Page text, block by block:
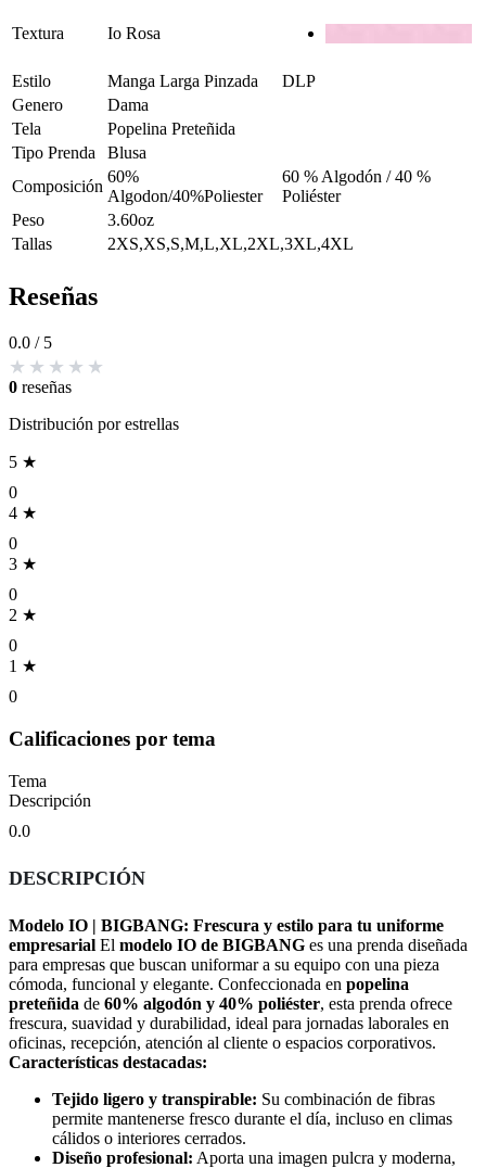
Textura Io Rosa
Estilo Manga Larga Pinzada
DLP
Genero
Dama
Tela
Popelina Preteñida
Tipo Prenda
Blusa
Composición
60%
Algodon/40%Poliester
60 % Algodón / 40 %
Poliéster
Peso
3.60oz
Tallas
2XS,XS,S,M,L,XL,2XL,3XL,4XL
Reseñas
0.0 / 5
0 reseñas
Distribución por estrellas
5 ★
0
4 ★
0
3 ★
0
2 ★
0
1 ★
0
Calificaciones por tema
Tema
Descripción
0.0
DESCRIPCIÓN
Modelo IO | BIGBANG: Frescura y estilo para tu uniforme
empresarial El modelo IO de BIGBANG es una prenda diseñada
para empresas que buscan uniformar a su equipo con una pieza
cómoda, funcional y elegante. Confeccionada en popelina
preteñida de 60% algodón y 40% poliéster, esta prenda ofrece
frescura, suavidad y durabilidad, ideal para jornadas laborales en
oficinas, recepción, atención al cliente o espacios corporativos.
Características destacadas:
Tejido ligero y transpirable: Su combinación de fibras
permite mantenerse fresco durante el día, incluso en climas
cálidos o interiores cerrados.
Diseño profesional: Aporta una imagen pulcra y moderna,